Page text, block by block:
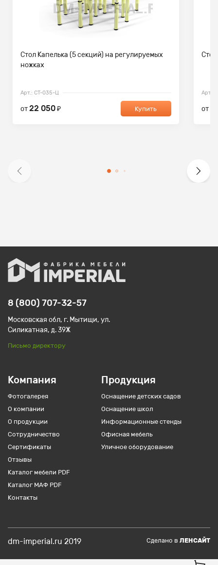
Стол Капелька (5 секций) на регулируемых
ножках
Арт.: СТ-035-Ц
от22 050₽ Купить
Арт.:
от
Компания
Фотогалерея
О компании
О продукции
Сотрудничество
Сертификаты
Отзывы
Каталог мебели PDF
Каталог МАФ PDF
Контакты
Продукция
Оснащение детских садов
Оснащение школ
Информационные стенды
Офисная мебель
Уличное оборудование
8 (800) 707-32-57
Московская обл, г. Мытищи, ул.
Силикатная, д. 39Ж
Письмо директору
dm-imperial.ru 2019 Cделано в ЛЕНСАЙТ